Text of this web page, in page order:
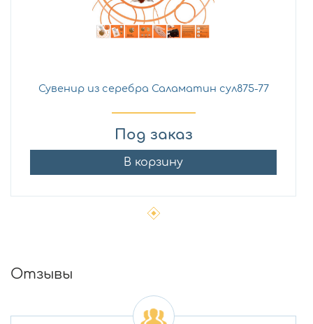
Сувенир из серебра Саламатин сул875-77
Под заказ
В корзину
Отзывы